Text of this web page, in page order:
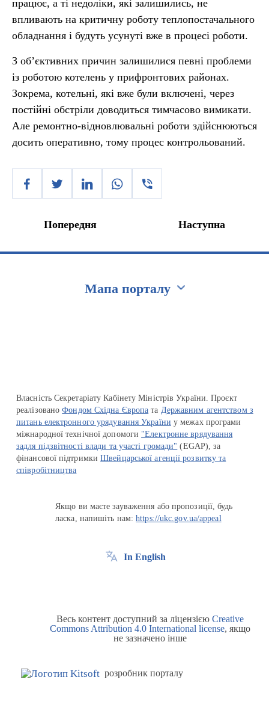
працює, а ті недоліки, які залишились, не
впливають на критичну роботу теплопостачального
обладнання і будуть усунуті вже в процесі роботи.
З об’єктивних причин залишилися певні проблеми
із роботою котелень у прифронтових районах.
Зокрема, котельні, які вже були включені, через
постійні обстріли доводиться тимчасово вимикати.
Але ремонтно-відновлювальні роботи здійснюються
досить оперативно, тому процес контрольований.
Попередня Наступна
Мапа порталу
Власність Секретаріату Кабінету Міністрів України. Проєкт
реалізованоФондом Східна Європа та Державним агентством з
питань електронного урядування України у межах програми
міжнародної технічної допомоги "Електронне врядування
задля підзвітності влади та участі громади" (EGAP), за
фінансової підтримкиШвейцарської агенції розвитку та
співробітництва
Якщо ви маєте зауваження або пропозиції, будь
ласка, напишіть нам:https://ukc.gov.ua/appeal
In English
Весь контент доступний за ліцензією Creative
Commons Attribution 4.0 International license, якщо
не зазначено інше
розробник порталу